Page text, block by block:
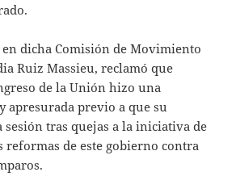
dicha Comisión de Movimiento
Ruiz Massieu, reclamó que
de la Unión hizo una
apresurada previo a que su
sesión tras quejas a la iniciativa de
reformas de este gobierno contra